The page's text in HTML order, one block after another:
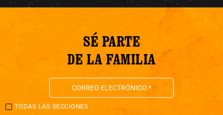
SÉ PARTE
DE LA FAMILIA
TODAS LAS SECCIONES